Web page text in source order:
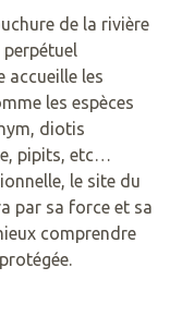
de la rivière
perpétuel
accueille les
les espèces
diotis
pipits, etc…
le site du
par sa force et sa
comprendre